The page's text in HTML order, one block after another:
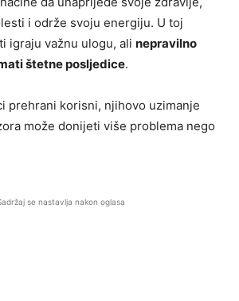
i održe svoju energiju. U toj
igraju važnu ulogu, ali nepravilno
štetne posljedice.
prehrani korisni, njihovo uzimanje
može donijeti više problema nego
se nastavlja nakon oglasa